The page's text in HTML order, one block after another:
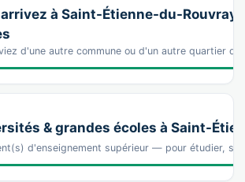
à Saint-Étienne-du-Rouvray
d'une autre commune ou d'un autre quartier
& grandes écoles à Saint-
d'enseignement supérieur — pour étudier,